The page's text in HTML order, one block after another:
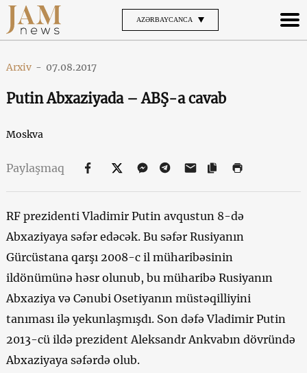
AZƏRBAYCANCA
Arxiv - 07.08.2017
Putin Abxaziyada – ABŞ-a cavab
Moskva
Paylaşmaq
RF prezidenti Vladimir Putin avqustun 8-də
Abxaziyaya səfər edəcək. Bu səfər Rusiyanın
Gürcüstana qarşı 2008-c il müharibəsinin
ildönümünə həsr olunub, bu müharibə Rusiyanın
Abxaziya və Cənubi Osetiyanın müstəqilliyini
tanıması ilə yekunlaşmışdı. Son dəfə Vladimir Putin
2013-cü ildə prezident Aleksandr Ankvabın dövründə
Abxaziyaya səfərdə olub.